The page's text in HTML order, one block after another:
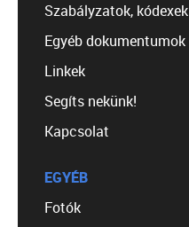
Szabályzatok, kódexek
Egyéb dokumentumok
Linkek
Segíts nekünk!
Kapcsolat
EGYÉB
Fotók